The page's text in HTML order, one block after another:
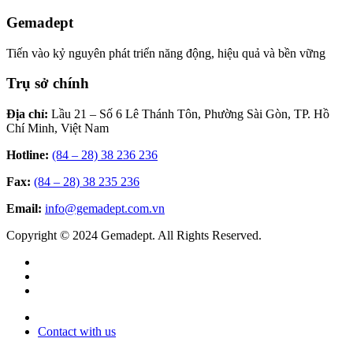
Gemadept
Tiến vào kỷ nguyên phát triển năng động, hiệu quả và bền vững
Trụ sở chính
Địa chỉ: Lầu 21 – Số 6 Lê Thánh Tôn, Phường Sài Gòn, TP. Hồ
Chí Minh, Việt Nam
Hotline: (84 – 28) 38 236 236
Fax: (84 – 28) 38 235 236
Email: info@gemadept.com.vn
Copyright © 2024 Gemadept. All Rights Reserved.
Contact with us